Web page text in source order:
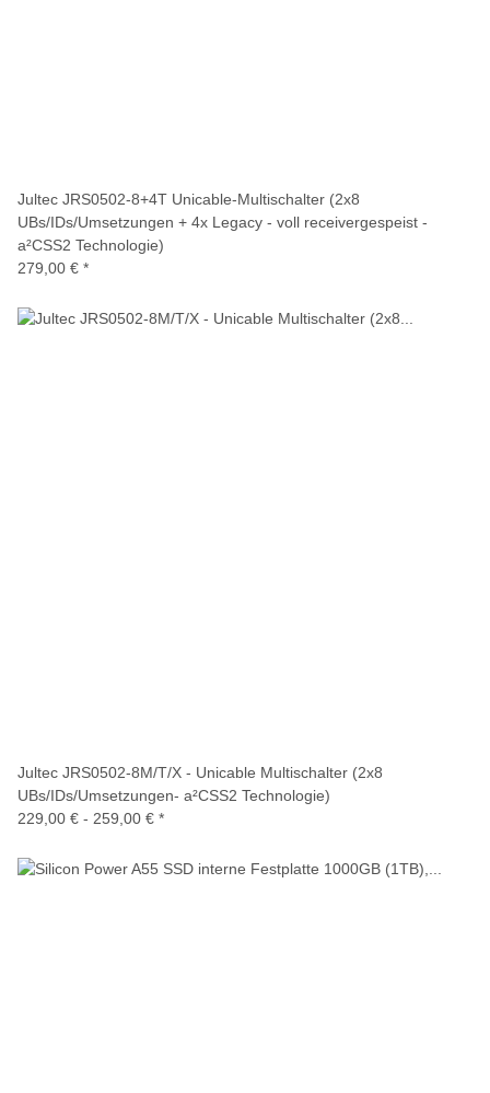
Jultec JRS0502-8+4T Unicable-Multischalter (2x8
UBs/IDs/Umsetzungen + 4x Legacy - voll receivergespeist -
a²CSS2 Technologie)
279,00 € *
Jultec JRS0502-8M/T/X - Unicable Multischalter (2x8
UBs/IDs/Umsetzungen- a²CSS2 Technologie)
229,00 € - 259,00 € *